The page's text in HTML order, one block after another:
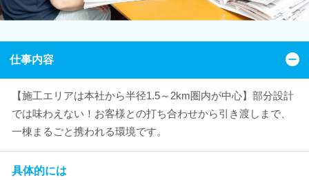
仕事内容
【施工エリアは本社から半径1.5～2km圏内が中心】部分設計
では味わえない！お客様との打ち合わせから引き渡しまで、
一棟まるごと携われる環境です。
具体的には